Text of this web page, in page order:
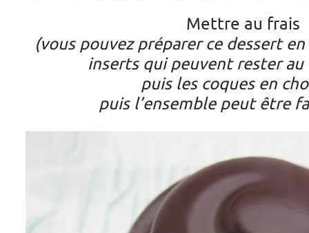
Mettre au frais
(vous pouvez préparer ce dessert en
inserts qui peuvent rester
puis les coques en
puis l’ensemble peut être